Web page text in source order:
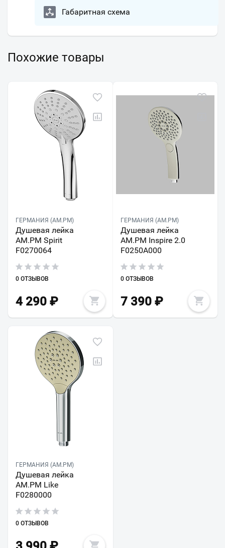
Габаритная схема
Похожие товары
ГЕРМАНИЯ (AM.PM)
Душевая лейка
AM.PM Spirit
F0270064
0 ОТЗЫВОВ
4 290 ₽
ГЕРМАНИЯ (AM.PM)
Душевая лейка
AM.PM Inspire 2.0
F0250A000
0 ОТЗЫВОВ
7 390₽
ГЕРМАНИЯ (AM.PM)
Душевая лейка
AM.PM Like
F0280000
0 ОТЗЫВОВ